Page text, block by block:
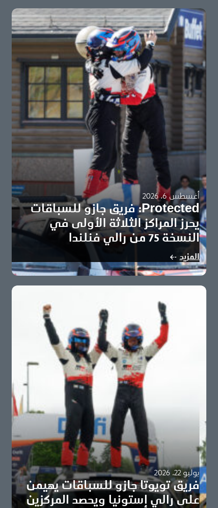
أغسطس 6، 2026
Protected: فريق جازو للسباقات
يحرز المراكز الثلاثة الأولى في
النسخة 75 من رالي فنلندا
There is no excerpt because this is a protected post.
المزيد
يوليو 22، 2026
فريق تويوتا جازو للسباقات يهيمن
على رالي إستونيا ويحصد المركزين